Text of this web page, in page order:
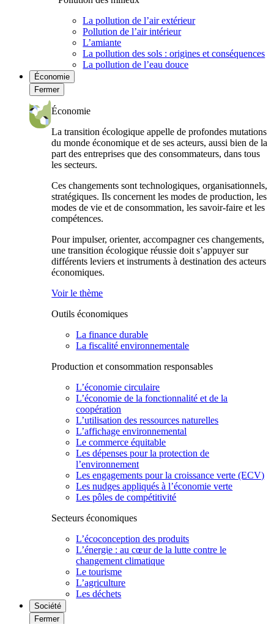
La pollution de l’air extérieur
Pollution de l’air intérieur
L’amiante
La pollution des sols : origines et conséquences
La pollution de l’eau douce
Économie
Fermer
Économie
La transition écologique appelle de profondes mutations
du monde économique et de ses acteurs, aussi bien de la
part des entreprises que des consommateurs, dans tous
les secteurs.
Ces changements sont technologiques, organisationnels,
stratégiques. Ils concernent les modes de production, les
modes de vie et de consommation, les savoir-faire et les
compétences.
Pour impulser, orienter, accompagner ces changements,
une transition écologique réussie doit s’appuyer sur
différents leviers et instruments à destination des acteurs
économiques.
Voir le thème
Outils économiques
La finance durable
La fiscalité environnementale
Production et consommation responsables
L’économie circulaire
L’économie de la fonctionnalité et de la
coopération
L’utilisation des ressources naturelles
L’affichage environnemental
Le commerce équitable
Les dépenses pour la protection de
l’environnement
Les engagements pour la croissance verte (ECV)
Les nudges appliqués à l’économie verte
Les pôles de compétitivité
Secteurs économiques
L’écoconception des produits
L’énergie : au cœur de la lutte contre le
changement climatique
Le tourisme
L’agriculture
Les déchets
Société
Fermer